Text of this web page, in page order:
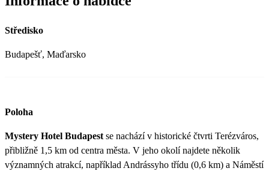
Středisko
Budapešť, Maďarsko
Poloha
Mystery Hotel Budapest se nachází v historické čtvrti Terézváros,
přibližně 1,5 km od centra města. V jeho okolí najdete několik
významných atrakcí, například Andrássyho třídu (0,6 km) a Náměstí